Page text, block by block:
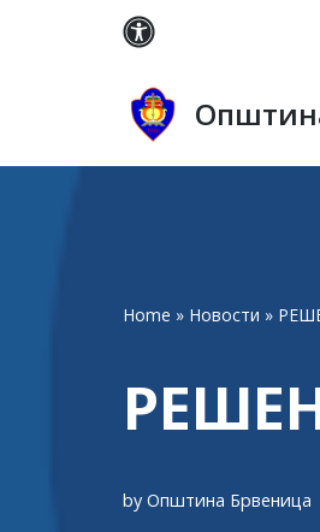
Home » Новости »
by Општина Брвеница